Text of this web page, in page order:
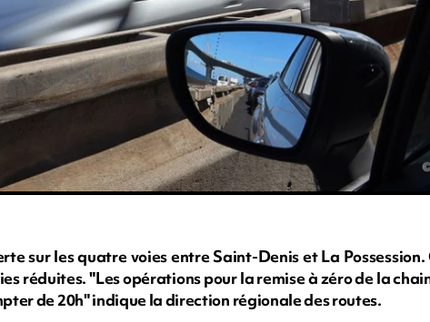
sur les quatre voies entre Saint-Denis et La Possession.
réduites. "Les opérations pour la remise à zéro de la
de 20h" indique la direction régionale des routes.